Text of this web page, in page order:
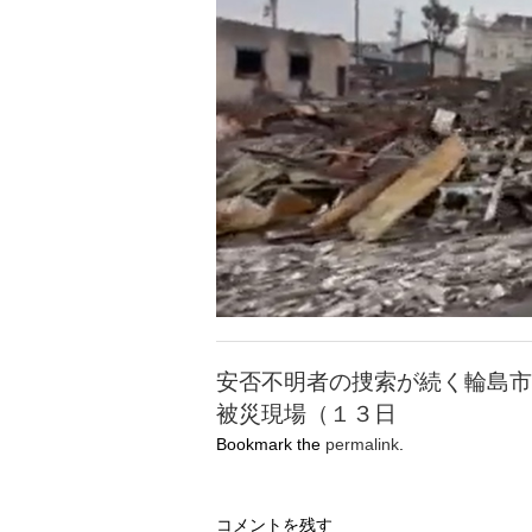
安否不明者の捜索が続く輪島
被災現場（１３日
Bookmark the permalink
コメントを残す